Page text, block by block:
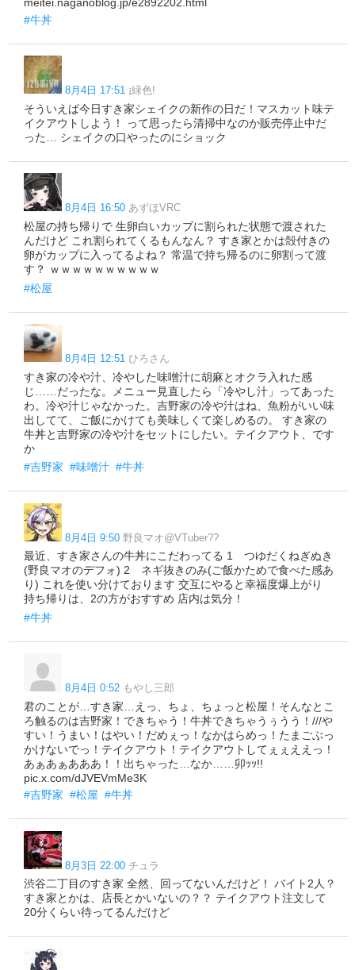
meitei.naganoblog.jp/e2892202.html
#牛丼
8月4日 17:51 ¡緑色!
そういえば今日すき家シェイクの新作の日だ！マスカット味テ
イクアウトしよう！ って思ったら清掃中なのか販売停止中だ
った… シェイクの口やったのにショック
8月4日 16:50 あずほVRC
松屋の持ち帰りで 生卵白いカップに割られた状態で渡された
んだけど これ割られてくるもんなん？ すき家とかは殻付きの
卵がカップに入ってるよね？ 常温で持ち帰るのに卵割って渡
す？ ｗｗｗｗｗｗｗｗｗｗ
#松屋
8月4日 12:51 ひろさん
すき家の冷や汁、冷やした味噌汁に胡麻とオクラ入れた感
じ……だったな。メニュー見直したら「冷やし汁」ってあった
わ。冷や汁じゃなかった。吉野家の冷や汁はね、魚粉がいい味
出してて、ご飯にかけても美味しくて楽しめるの。 すき家の
牛丼と吉野家の冷や汁をセットにしたい。テイクアウト、です
か
#吉野家 #味噌汁 #牛丼
8月4日 9:50 野良マオ@VTuber??
最近、すき家さんの牛丼にこだわってる 1 つゆだくねぎぬき
(野良マオのデフォ) 2 ネギ抜きのみ(ご飯かためで食べた感あ
り) これを使い分けております 交互にやると幸福度爆上がり
持ち帰りは、2の方がおすすめ 店内は気分！
#牛丼
8月4日 0:52 もやし三郎
君のことが…すき家…えっ、ちょ、ちょっと松屋！そんなとこ
ろ触るのは吉野家！できちゃう！牛丼できちゃうぅうう！///や
すい！うまい！はやい！だめぇっ！なかはらめっ！たまごぶっ
かけないでっ！テイクアウト！テイクアウトしてぇぇええっ！
あぁあぁあああ！！出ちゃった…なか……卯ｯｯ!!
pic.x.com/dJVEVmMe3K
#吉野家 #松屋 #牛丼
8月3日 22:00 チュラ
渋谷二丁目のすき家 全然、回ってないんだけど！ バイト2人？
すき家とかは、店長とかいないの？？ テイクアウト注文して
20分くらい待ってるんだけど